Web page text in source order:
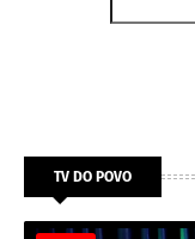
TV DO POVO